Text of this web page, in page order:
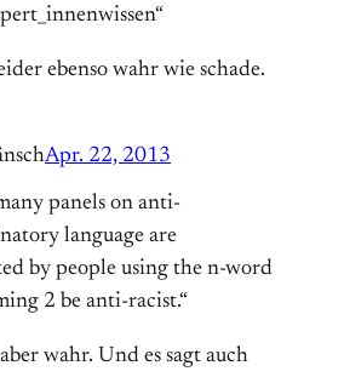
ebenso wahr wie schade.
Apr. 22, 2013
panels on anti-
language are
by people using the n-word
2 be anti-racist.“
wahr. Und es sagt auch